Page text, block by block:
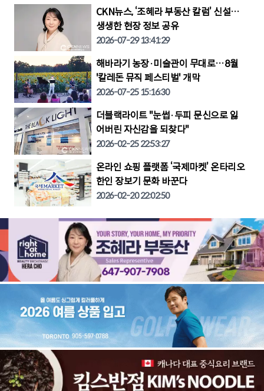
CKN뉴스, ‘조혜라 부동산 칼럼’ 신설…
생생한 현장 정보 공유
2026-07-29 13:41:29
해바라기 농장·미술관이 무대로…8월
'칼레돈 뮤직 페스티벌' 개막
2026-07-25 15:16:30
더블랙라이트 "눈썹·두피 문신으로 잃
어버린 자신감을 되찾다"
2026-02-25 22:53:27
온라인 쇼핑 플랫폼 ‘국제마켓’ 온타리오
한인 장보기 문화 바꾼다
2026-02-20 22:02:50